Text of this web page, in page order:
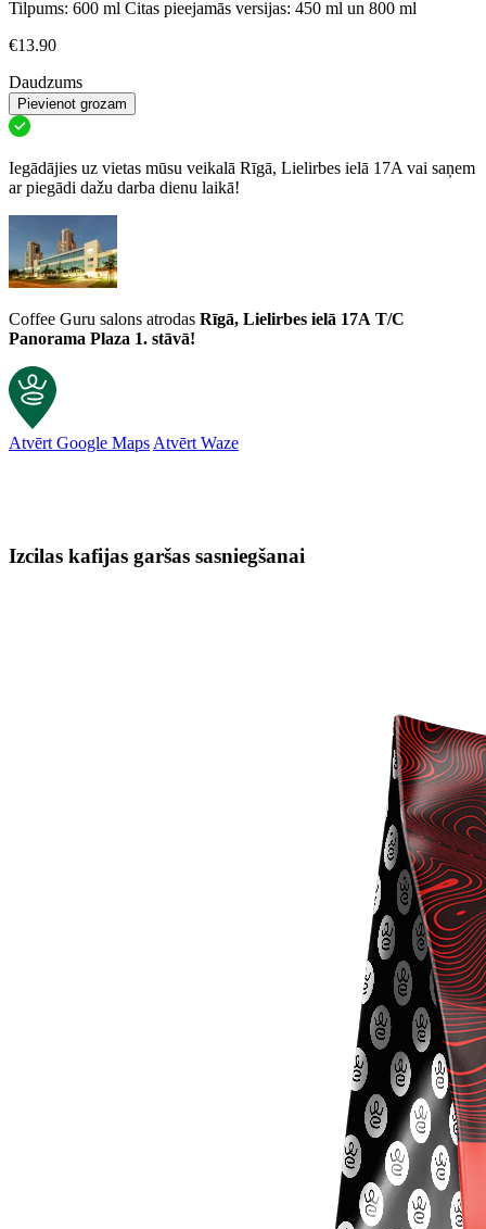
Tilpums: 600 ml Citas pieejamās versijas: 450 ml un 800 ml
€13.90
Daudzums
Pievienot grozam
Iegādājies uz vietas mūsu veikalā Rīgā, Lielirbes ielā 17A vai saņem
ar piegādi dažu darba dienu laikā!
Coffee Guru salons atrodas Rīgā, Lielirbes ielā 17A T/C
Panorama Plaza 1. stāvā!
Atvērt Google Maps Atvērt Waze
Izcilas kafijas garšas sasniegšanai